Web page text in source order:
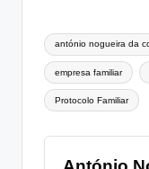
Tags:
antónio nogueira da
empresa familiar
Protocolo Familiar